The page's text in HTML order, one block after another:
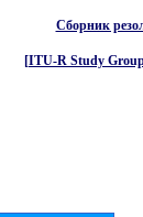
Сборник
[ITU-R Study